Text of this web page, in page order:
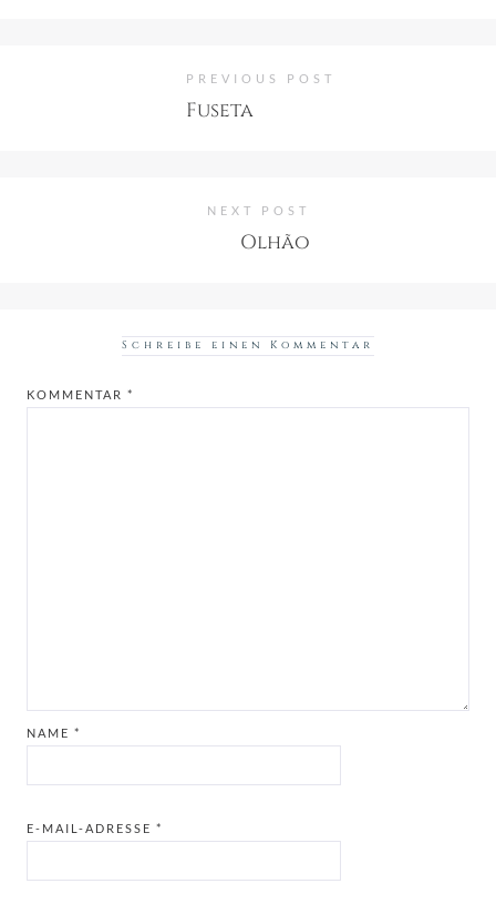
PREVIOUS POST
Fuseta
NEXT POST
Olhão
Schreibe einen Kommentar
KOMMENTAR *
NAME *
E-MAIL-ADRESSE *